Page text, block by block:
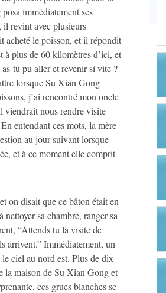
immédiatement ses
il revint avec plusieurs
acheté le poisson, et il répondit
à plus de 60 kilomètres d’ici, et
tu pu aller et revenir si vite ?
lorsque Su Xian Gong
j’ai rencontré mon oncle
viendrait nous rendre visite
entendant ces mots, la mère
au jour suivant lorsque
et à ce moment elle comprit
on disait que ce bâton était en
sa chambre, ranger sa
“Attends tu la visite de
arrivent.” Immédiatement, un
ciel au nord est. Plus de dix
la maison de Su Xian Gong et
ces grues blanches se